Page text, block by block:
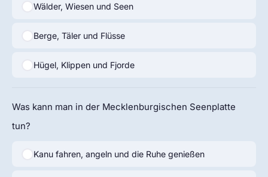
Wälder, Wiesen und Seen
Berge, Täler und Flüsse
Hügel, Klippen und Fjorde
Was kann man in der Mecklenburgischen Seenplatte
tun?
Kanu fahren, angeln und die Ruhe genießen